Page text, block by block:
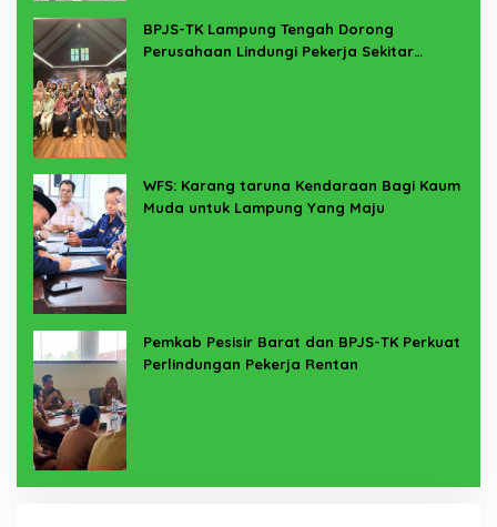
BPJS-TK Lampung Tengah Dorong
Perusahaan Lindungi Pekerja Sekitar
WFS: Karang taruna Kendaraan Bagi Kaum
Muda untuk Lampung Yang Maju
Pemkab Pesisir Barat dan BPJS-TK Perkuat
Perlindungan Pekerja Rentan